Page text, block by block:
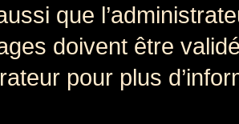
que
doivent être
pour plus